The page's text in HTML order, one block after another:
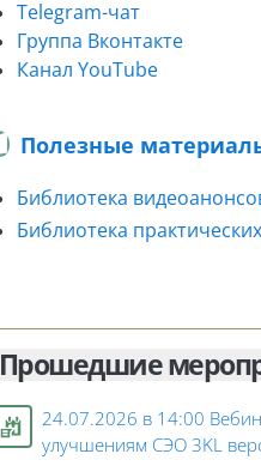
Telegram-чат
Группа Вконтакте
Канал YouTube
Полезные
Библиотека
Библиотека
Прошедшие
24.07.2026 в 14:00
улучшениям СЭО 3KL